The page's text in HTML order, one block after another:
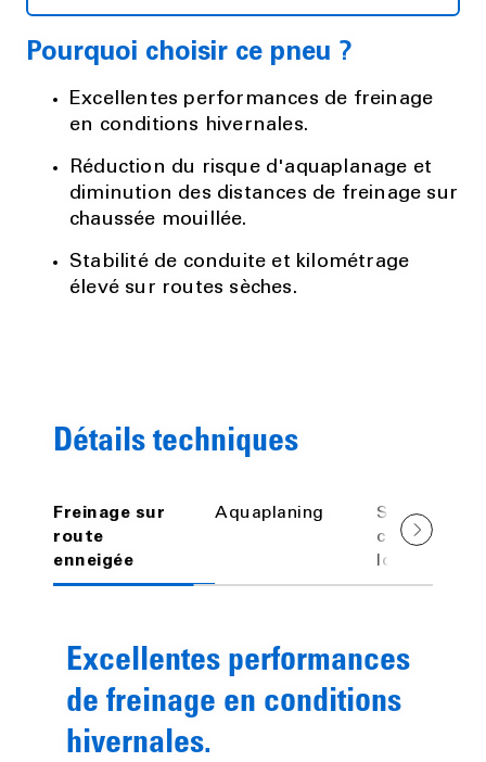
Pourquoi choisir ce pneu ?
Excellentes performances de freinage
en conditions hivernales.
Réduction du risque d'aquaplanage et
diminution des distances de freinage sur
chaussée mouillée.
Stabilité de conduite et kilométrage
élevé sur routes sèches.
Détails techniques
Freinage sur
route
enneigée
Aquaplaning
Stabilité de
conduite de
long terme
Excellentes performances
de freinage en conditions
hivernales.